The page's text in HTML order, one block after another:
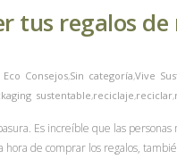
tus regalos
Eco Consejos,Sin categoría,Vive
sustentable,reciclaje,reciclar,
Es increíble que las
hora de comprar los regalos,